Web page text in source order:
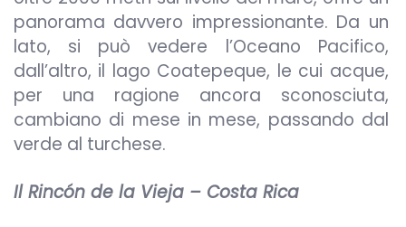
panorama davvero impressionante. Da un
lato, si può vedere l’Oceano Pacifico,
dall’altro, il lago Coatepeque, le cui acque,
per una ragione ancora sconosciuta,
cambiano di mese in mese, passando dal
verde al turchese.
Il Rincón de la Vieja – Costa Rica